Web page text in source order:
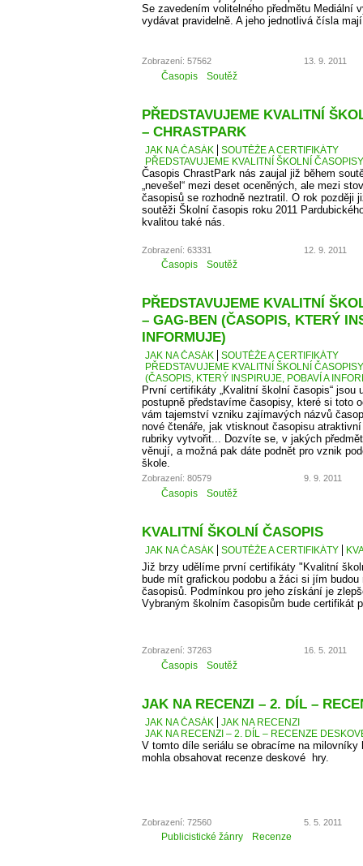
Se zavedením volitelného předmětu Mediální
vydávat pravidelně. A jeho jednotlivá čísla
Zobrazení: 57562 13. 9. 2011
Časopis Soutěž
PŘEDSTAVUJEME KVALITNÍ
– CHRASTPARK
JAK NA ČASÁK
SOUTĚŽE A CERTIFIKÁTY
PŘEDSTAVUJEME KVALITNÍ ŠKOLNÍ
Časopis ChrastPark nás zaujal již během
„nevešel“ mezi deset oceněných, ale mezi
časopisů se rozhodně neztratil. O rok později
soutěži Školní časopis roku 2011
kvalitou také nás.
Zobrazení: 63331 12. 9. 2011
Časopis Soutěž
PŘEDSTAVUJEME KVALITNÍ
– GAG-BEN (ČASOPIS, KTERÝ
INFORMUJE)
JAK NA ČASÁK
SOUTĚŽE A CERTIFIKÁTY
PŘEDSTAVUJEME KVALITNÍ ŠKOLNÍ
(ČASOPIS, KTERÝ INSPIRUJE, POBAVÍ A
První certifikáty „Kvalitní školní časopis“ jsou
postupně představíme časopisy, které si toto
vám tajemství vzniku zajímavých názvů
nové čtenáře, jak vtisknout časopisu
rubriky vytvořit... Dozvíte se, v jakých
věnují, a možná pak dáte podnět pro vznik
škole.
Zobrazení: 80579 9. 9. 2011
Časopis Soutěž
KVALITNÍ ŠKOLNÍ ČASOPIS
JAK NA ČASÁK SOUTĚŽE A CERTIFIKÁTY
Již brzy udělíme první certifikáty "Kvalitní
bude mít grafickou podobu a žáci si jím
časopisů. Podmínkou pro jeho získání je
Vybraným školním časopisům bude certifikát
Zobrazení: 37263 16. 5. 2011
Časopis Soutěž
JAK NA RECENZI – 2. DÍL –
JAK NA ČASÁK
JAK NA RECENZI
JAK NA RECENZI – 2. DÍL – RECENZE
V tomto díle seriálu se obracíme na milovníky
mohla obsahovat recenze deskové hry.
Zobrazení: 72560 5. 5. 2011
Publicistické žánry Recenze